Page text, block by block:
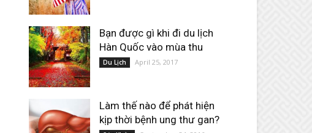
Bạn được gì khi đi du lịch
Hàn Quốc vào mùa thu
Du Lịch April 25, 2017
Làm thế nào để phát hiện
kịp thời bệnh ung thư gan?